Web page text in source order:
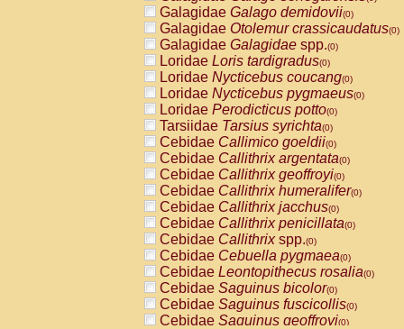
AtelidaeAteles geoffroyi(0)
AtelidaeAteles paniscus(0)
AtelidaeAtelesspp.(0)
Atelidae Lagothrix lagothricha
AtelidaeLagothrix lagothricha cana
PitheciidaeCacajao calvus
PitheciidaeCallicebus cupreus
PitheciidaeCallicebus donacophilus
PitheciidaeCallicebus moloch
PitheciidaeCallicebus torquatus
PitheciidaeCallicebusspp.(0)
PitheciidaeChiropotes satanas(0)
PitheciidaePithecia monachus
PitheciidaePithecia pithecia(0)
CercopithecidaeCercocebus agilis
CercopithecidaeCercocebus
CercopithecidaeCercocebus
CercopithecidaeCercocebus
CercopithecidaeCercocebus
CercopithecidaeCercocebushybrid
Galagidae Galago demidovii(0)
Galagidae Otolemur crassicaudatus(0)
Galagidae Galagidae spp.(0)
Loridae Loris tardigradus(0)
Loridae Nycticebus coucang(0)
Loridae Nycticebus pygmaeus(0)
Loridae Perodicticus potto(0)
Tarsiidae Tarsius syrichta(0)
Cebidae Callimico goeldii(0)
Cebidae Callithrix argentata(0)
Cebidae Callithrix geoffroyi(0)
Cebidae Callithrix humeralifer(0)
Cebidae Callithrix jacchus(0)
Cebidae Callithrix penicillata(0)
Cebidae Callithrixspp.(0)
Cebidae Cebuella pygmaea(0)
Cebidae Leontopithecus rosalia(0)
Cebidae Saguinus bicolor(0)
Cebidae Saguinus fuscicollis(0)
Cebidae Saguinus geoffroyi(0)